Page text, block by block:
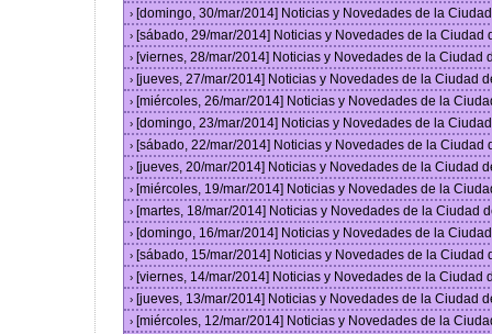
› [domingo, 30/mar/2014] Noticias y Novedades de la
› [sábado, 29/mar/2014] Noticias y Novedades de la Ciudad
› [viernes, 28/mar/2014] Noticias y Novedades de la Ciudad
› [jueves, 27/mar/2014] Noticias y Novedades de la Ciudad
› [miércoles, 26/mar/2014] Noticias y Novedades de la
› [domingo, 23/mar/2014] Noticias y Novedades de la
› [sábado, 22/mar/2014] Noticias y Novedades de la Ciudad
› [jueves, 20/mar/2014] Noticias y Novedades de la Ciudad
› [miércoles, 19/mar/2014] Noticias y Novedades de la
› [martes, 18/mar/2014] Noticias y Novedades de la Ciudad
› [domingo, 16/mar/2014] Noticias y Novedades de la
› [sábado, 15/mar/2014] Noticias y Novedades de la Ciudad
› [viernes, 14/mar/2014] Noticias y Novedades de la Ciudad
› [jueves, 13/mar/2014] Noticias y Novedades de la Ciudad
› [miércoles, 12/mar/2014] Noticias y Novedades de la